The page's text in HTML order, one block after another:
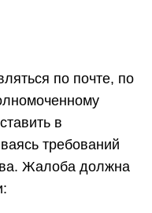
по почте, по
в
требований
Жалоба должна